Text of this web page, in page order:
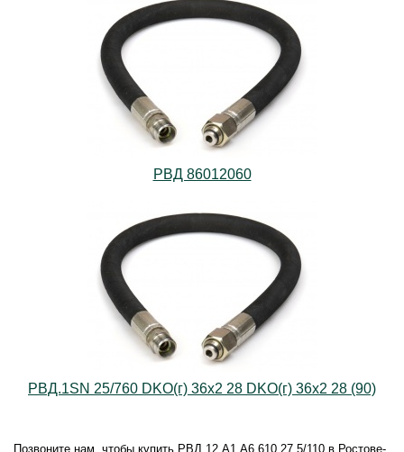
РВД 86012060
РВД.1SN 25/760 DKO(г) 36х2 28 DKO(г) 36х2 28 (90)
Позвоните нам, чтобы купить РВД.12.А1.А6.610.27,5/110 в Ростове-